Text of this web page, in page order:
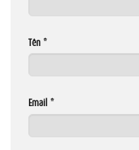
Tên *
Email *